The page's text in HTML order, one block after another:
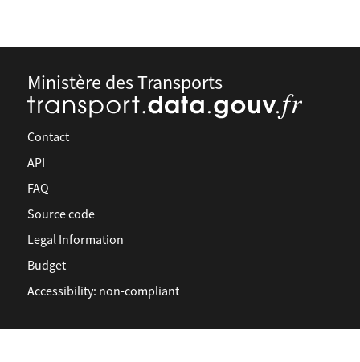
Ministère des Transports
Contact
API
FAQ
Source code
Legal Information
Budget
Accessibility: non-compliant